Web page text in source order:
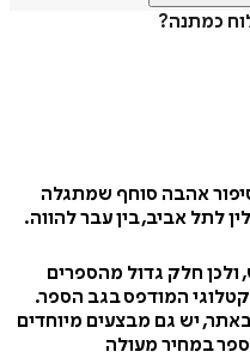
כמתנה?
אהבה סוחף שמתגלה
לתל אביב, בין עבר להווה.
ולכן חלק גדול מהספרים
המודפס בגב הספר.
יש גם מבצעים מיוחדים
ספר במחיר מעולה